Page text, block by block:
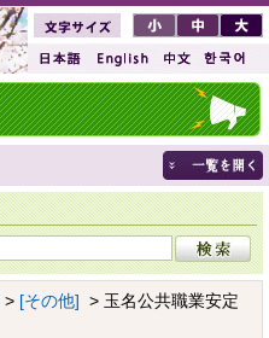
> [その他] > 玉名公共職業安定